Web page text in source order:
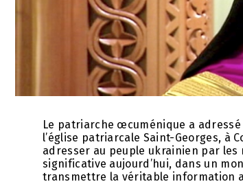
Le patriarche œcuménique a
l’église patriarcale Saint-Georges, à
adresser au peuple ukrainien par les
significative aujourd’hui, dans un
transmettre la véritable information